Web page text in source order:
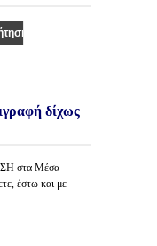
δίχως
στα Μέσα
έστω και με